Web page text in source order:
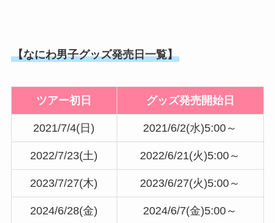
【なにわ男子グッズ発売日一覧】
ツアー初日 グッズ発売開始日
2021/7/4(日) 2021/6/2(水)5:00～
2022/7/23(土) 2022/6/21(火)5:00～
2023/7/27(木) 2023/6/27(火)5:00～
2024/6/28(金) 2024/6/7(金)5:00～